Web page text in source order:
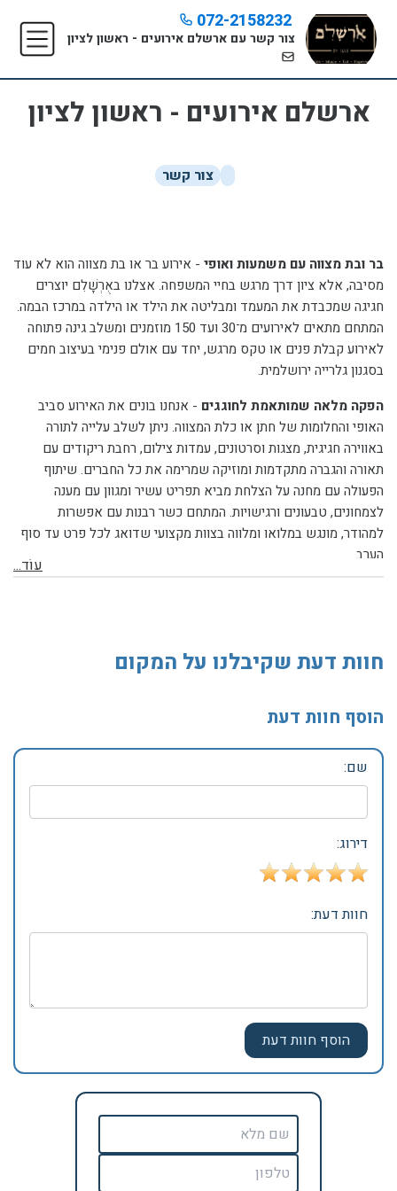
072-2158232
צור קשר עם ארשלם אירועים - ראשון לציון
ארשלם אירועים - ראשון לציון
צור קשר
בר ובת מצווה עם משמעות ואופי - אירוע בר או בת מצווה הוא לא עוד
מסיבה, אלא ציון דרך מרגש בחיי המשפחה. אצלנו באֻרְשָׁלִם יוצרים
חגיגה שמכבדת את המעמד ומבליטה את הילד או הילדה במרכז הבמה.
המתחם מתאים לאירועים מ־30 ועד 150 מוזמנים ומשלב גינה פתוחה
לאירוע קבלת פנים או טקס מרגש, יחד עם אולם פנימי בעיצוב חמים
בסגנון גלרייה ירושלמית.
הפקה מלאה שמותאמת לחוגגים - אנחנו בונים את האירוע סביב
האופי והחלומות של חתן או כלת המצווה. ניתן לשלב עלייה לתורה
באווירה חגיגית, מצגות וסרטונים, עמדות צילום, רחבת ריקודים עם
תאורה והגברה מתקדמות ומוזיקה שמרימה את כל החברים. שיתוף
הפעולה עם מחנה על הצלחת מביא תפריט עשיר ומגוון עם מענה
לצמחונים, טבעונים ורגישויות. המתחם כשר רבנות עם אפשרות
למהודר, מונגש במלואו ומלווה בצוות מקצועי שדואג לכל פרט עד סוף
הערב.
עוֹד...
חוות דעת שקיבלנו על המקום
הוסף חוות דעת
שם:
דירוג:
חוות דעת: